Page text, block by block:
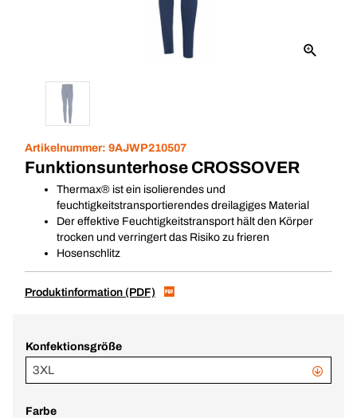
Artikelnummer: 9AJWP210507
Funktionsunterhose CROSSOVER
Thermax® ist ein isolierendes und
feuchtigkeitstransportierendes dreilagiges Material
Der effektive Feuchtigkeitstransport hält den Körper
trocken und verringert das Risiko zu frieren
Hosenschlitz
Produktinformation (PDF)
Konfektionsgröße
3XL
Farbe